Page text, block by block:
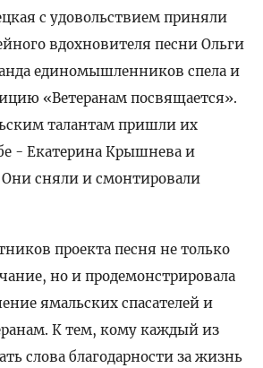
с удовольствием приняли
вдохновителя песни Ольги
единомышленников спела и
«Ветеранам посвящается».
талантам пришли их
- Екатерина Крышнева и
сняли и смонтировали
проекта песня не только
но и продемонстрировала
ямальских спасателей и
К тем, кому каждый из
слова благодарности за жизнь